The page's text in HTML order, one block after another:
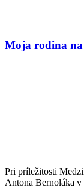
Moja rodina
Pri príležitosti
Antona Bernoláka